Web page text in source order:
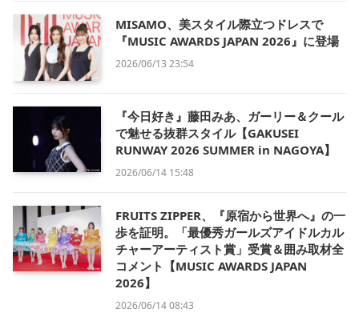
MISAMO、美スタイル際立つドレスで
『MUSIC AWARDS JAPAN 2026』に登場
2026/06/13 23:54
『今日好き』藤田みあ、ガーリー＆クール
で魅せる抜群スタイル【GAKUSEI
RUNWAY 2026 SUMMER in NAGOYA】
2026/06/14 15:48
FRUITS ZIPPER、『原宿から世界へ』の一
歩を証明。「最優秀ガールズアイドルカル
チャーアーティスト賞」受賞＆囲み取材全
コメント【MUSIC AWARDS JAPAN
2026】
2026/06/14 08:43